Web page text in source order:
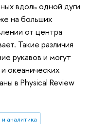
вдоль одной дуги
на больших
от центра
Такие различия
рукавов и могут
океанических
в Physical Review
аналитика